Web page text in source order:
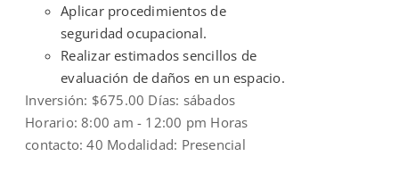
Aplicar procedimientos de
seguridad ocupacional.
Realizar estimados sencillos de
evaluación de daños en un espacio.
Inversión: $675.00 Días: sábados
Horario: 8:00 am - 12:00 pm Horas
contacto: 40 Modalidad: Presencial